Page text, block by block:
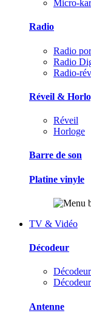
Micro-
Radio
Radio
Radio
Radio-
Réveil &
Réveil
Horloge
Barre de son
Platine vinyle
TV & Vidéo
Décodeur
Antenne